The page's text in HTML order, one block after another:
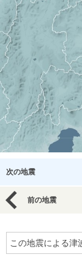
次の地震
前の地震
この地震による津